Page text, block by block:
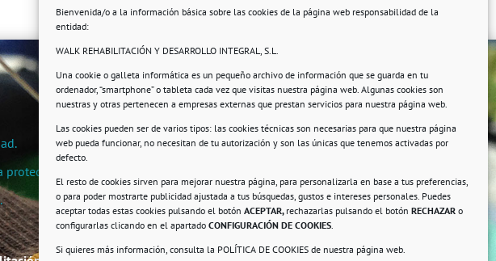
Bienvenida/o a la información básica sobre las cookies de la página web responsabilidad de la
entidad:
WALK REHABILITACIÓN Y DESARROLLO INTEGRAL, S.L.
Una cookie o galleta informática es un pequeño archivo de información que se guarda en tu
ordenador, “smartphone” o tableta cada vez que visitas nuestra página web. Algunas cookies son
nuestras y otras pertenecen a empresas externas que prestan servicios para nuestra página web.
Las cookies pueden ser de varios tipos: las cookies técnicas son necesarias para que nuestra página
web pueda funcionar, no necesitan de tu autorización y son las únicas que tenemos activadas por
defecto.
El resto de cookies sirven para mejorar nuestra página, para personalizarla en base a tus preferencias,
o para poder mostrarte publicidad ajustada a tus búsquedas, gustos e intereses personales. Puedes
aceptar todas estas cookies pulsando el botón ACEPTAR, rechazarlas pulsando el botón RECHAZAR o
configurarlas clicando en el apartado CONFIGURACIÓN DE COOKIES.
Si quieres más información, consulta la POLÍTICA DE COOKIES de nuestra página web.
de datos personales.